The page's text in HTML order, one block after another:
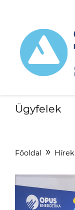
Ügyfelek
Főoldal Hírek